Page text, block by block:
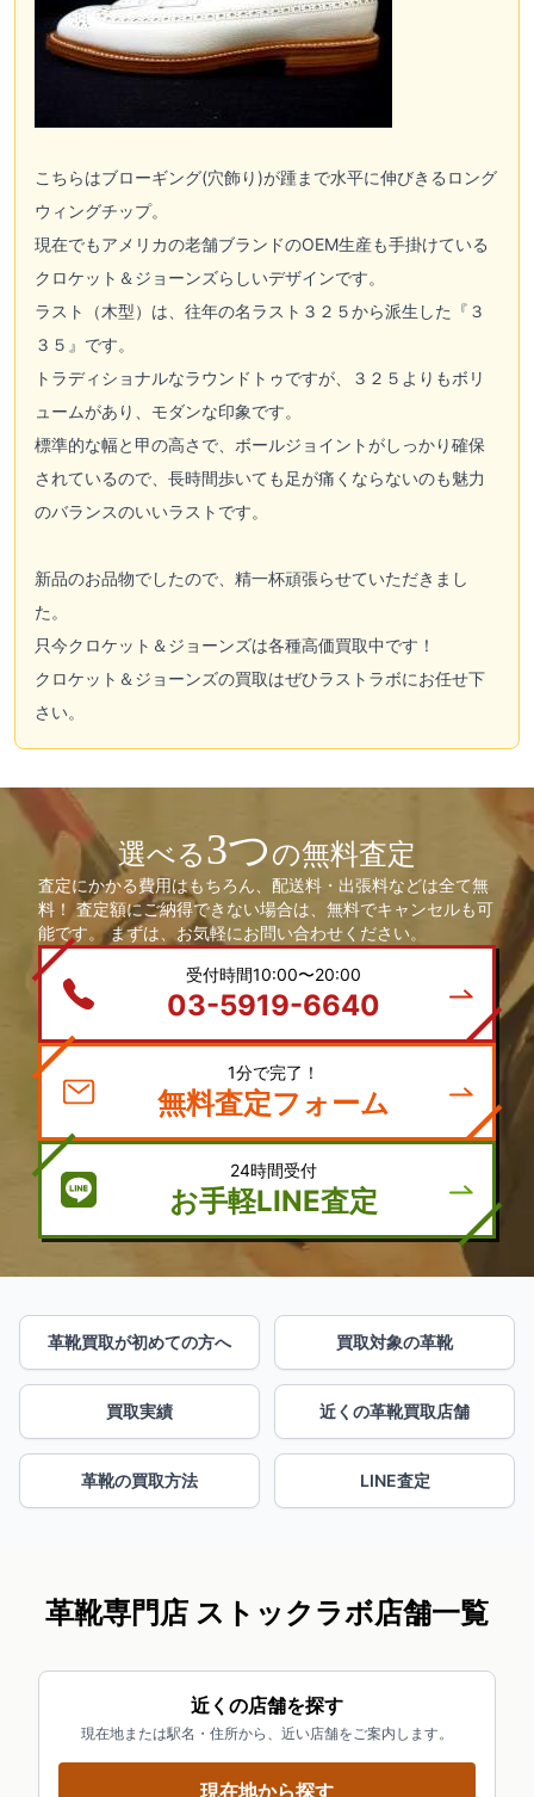
こちらはブローギング(穴飾り)が踵まで水平に伸びきるロング
ウィングチップ。
現在でもアメリカの老舗ブランドのOEM生産も手掛けている
クロケット＆ジョーンズらしいデザインです。
ラスト（木型）は、往年の名ラスト３２５から派生した『３
３５』です。
トラディショナルなラウンドトゥですが、３２５よりもボリ
ュームがあり、モダンな印象です。
標準的な幅と甲の高さで、ボールジョイントがしっかり確保
されているので、長時間歩いても足が痛くならないのも魅力
のバランスのいいラストです。
新品のお品物でしたので、精一杯頑張らせていただきまし
た。
只今クロケット＆ジョーンズは各種高価買取中です！
クロケット＆ジョーンズの買取はぜひラストラボにお任せ下
さい。
選べる3つの無料査定
査定にかかる費用はもちろん、配送料・出張料などは全て無
料！ 査定額にご納得できない場合は、無料でキャンセルも可
能です。 まずは、お気軽にお問い合わせください。
受付時間10:00〜20:00
03-5919-6640
1分で完了！
無料査定フォーム
24時間受付
お手軽LINE査定
革靴買取が初めての方へ 買取対象の革靴
買取実績 近くの革靴買取店舗
革靴の買取方法 LINE査定
革靴専門店 ストックラボ店舗一覧
近くの店舗を探す
現在地または駅名・住所から、近い店舗をご案内します。
現在地から探す